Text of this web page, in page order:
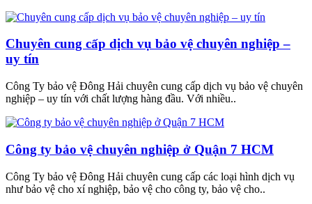
Chuyên cung cấp dịch vụ bảo vệ chuyên nghiệp –
uy tín
Công Ty bảo vệ Đông Hải chuyên cung cấp dịch vụ bảo vệ chuyên
nghiệp – uy tín với chất lượng hàng đầu. Với nhiều..
Công ty bảo vệ chuyên nghiệp ở Quận 7 HCM
Công Ty bảo vệ Đông Hải chuyên cung cấp các loại hình dịch vụ
như bảo vệ cho xí nghiệp, bảo vệ cho công ty, bảo vệ cho..